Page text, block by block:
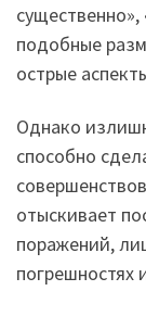
подобные
острые
Однако
способно
отыскивает
поражений,
погрешностях